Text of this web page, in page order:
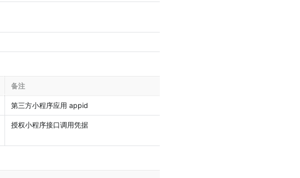
备注
第三方小程序应用 appid
授权小程序接口调用凭据